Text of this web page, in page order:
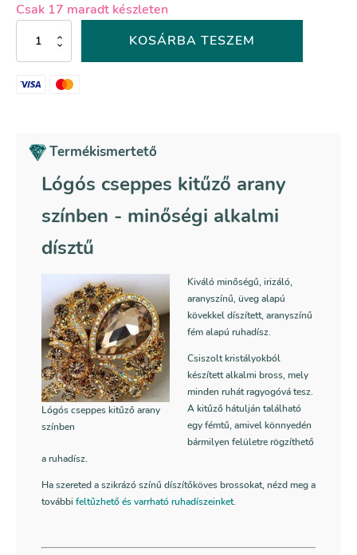
Csak 17 maradt készleten
Lógós
cseppes
kitűző
arany
KOSÁRBA TESZEM
Termékismertető
Lógós cseppes kitűző arany
színben - minőségi alkalmi
dísztű
Lógós cseppes kitűző arany
színben
Kiváló minőségű, irizáló,
aranyszínű, üveg alapú
kövekkel díszített, aranyszínű
fém alapú ruhadísz.
Csiszolt kristályokból
készített alkalmi bross, mely
minden ruhát ragyogóvá tesz.
A kitűző hátulján található
egy fémtű, amivel könnyedén
bármilyen felületre rögzíthető
a ruhadísz.
Ha szereted a szikrázó színű díszítőköves brossokat, nézd meg a
további feltűzhető és varrható ruhadíszeinket.